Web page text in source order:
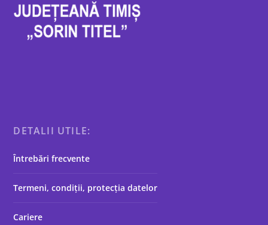
DETALII UTILE:
Întrebări frecvente
Termeni, condiții, protecția datelor
Cariere